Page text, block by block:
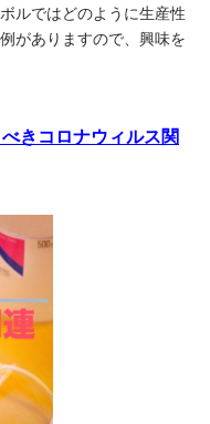
ルではどのように生産性
がありますので、興味を
きコロナウィルス関